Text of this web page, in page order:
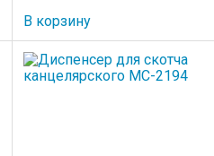
В корзину